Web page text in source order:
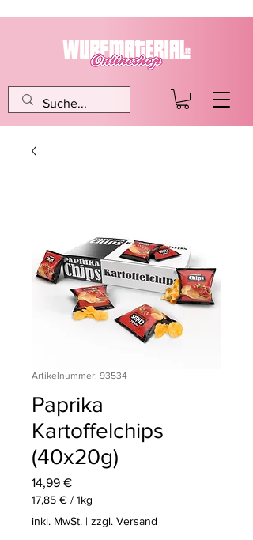
Artikelnummer: 93534
Paprika
Kartoffelchips
(40x20g)
14,99 €Preis
17,85 € / 1kg
17,85 €
inkl. MwSt. | zzgl. Versand